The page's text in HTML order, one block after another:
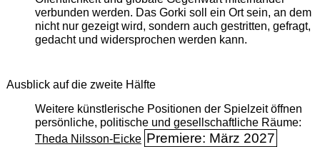
verbunden werden. Das Gorki soll ein Ort sein, an dem
nicht nur gezeigt wird, sondern auch gestritten, gefragt,
gedacht und widersprochen werden kann.
Ausblick auf die zweite Hälfte
Weitere künstlerische Positionen der Spielzeit öffnen
persönliche, politische und gesellschaftliche Räume:
Theda Nilsson-Eicke Premiere: März 2027